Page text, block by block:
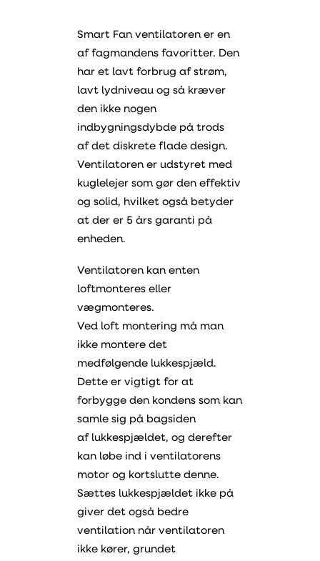
Smart Fan ventilatoren er en
af fagmandens favoritter. Den
har et lavt forbrug af strøm,
lavt lydniveau og så kræver
den ikke nogen
indbygningsdybde på trods
af det diskrete flade design.
Ventilatoren er udstyret med
kuglelejer som gør den effektiv
og solid, hvilket også betyder
at der er 5 års garanti på
enheden.
Ventilatoren kan enten
loftmonteres eller
vægmonteres.
Ved loft montering må man
ikke montere det
medfølgende lukkespjæld.
Dette er vigtigt for at
forbygge den kondens som kan
samle sig på bagsiden
af lukkespjældet, og derefter
kan løbe ind i ventilatorens
motor og kortslutte denne.
Sættes lukkespjældet ikke på
giver det også bedre
ventilation når ventilatoren
ikke kører, grundet